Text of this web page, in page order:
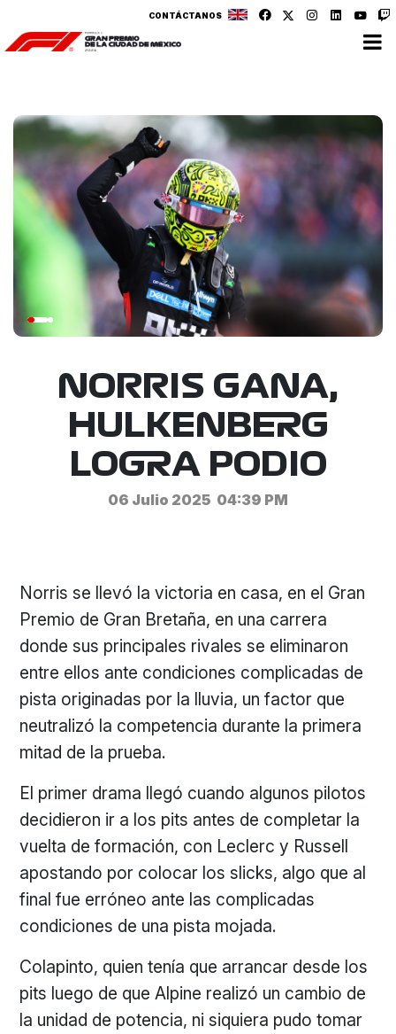
CONTÁCTANOS
NORRIS GANA,
HULKENBERG
LOGRA PODIO
06 Julio 2025 04:39 PM
Norris se llevó la victoria en casa, en el Gran
Premio de Gran Bretaña, en una carrera
donde sus principales rivales se eliminaron
entre ellos ante condiciones complicadas de
pista originadas por la lluvia, un factor que
neutralizó la competencia durante la primera
mitad de la prueba.
El primer drama llegó cuando algunos pilotos
decidieron ir a los pits antes de completar la
vuelta de formación, con Leclerc y Russell
apostando por colocar los slicks, algo que al
final fue erróneo ante las complicadas
condiciones de una pista mojada.
Colapinto, quien tenía que arrancar desde los
pits luego de que Alpine realizó un cambio de
la unidad de potencia, ni siquiera pudo tomar